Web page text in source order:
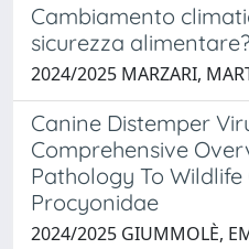
Cambiamento
sicurezza alimentare?
2024/2025 MARZARI,
Canine Distemper
Comprehensive
Pathology To Wildlife
Procyonidae
2024/2025 GIUMMOLÈ,